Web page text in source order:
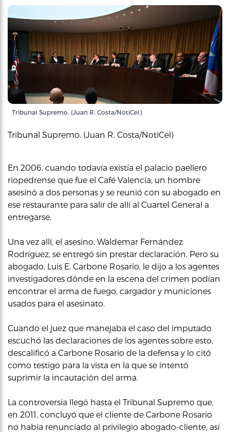
Tribunal Supremo. (Juan R. Costa/NotiCel)
Tribunal Supremo. (Juan R. Costa/NotiCel)
En 2006, cuando todavía existía el palacio paellero
riopedrense que fue el Café Valencia, un hombre
asesinó a dos personas y se reunió con su abogado en
ese restaurante para salir de allí al Cuartel General a
entregarse.
Una vez allí, el asesino, Waldemar Fernández
Rodríguez, se entregó sin prestar declaración. Pero su
abogado, Luis E. Carbone Rosario, le dijo a los agentes
investigadores dónde en la escena del crimen podían
encontrar el arma de fuego, cargador y municiones
usados para el asesinato.
Cuando el juez que manejaba el caso del imputado
escuchó las declaraciones de los agentes sobre esto,
descalificó a Carbone Rosario de la defensa y lo citó
como testigo para la vista en la que se intentó
suprimir la incautación del arma.
La controversia llegó hasta el Tribunal Supremo que,
en 2011, concluyó que el cliente de Carbone Rosario
no había renunciado al privilegio abogado-cliente, así